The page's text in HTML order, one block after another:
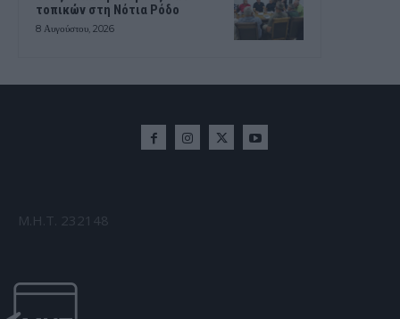
τοπικών στη Νότια Ρόδο
8 Αυγούστου, 2026
Μ.Η.Τ. 232148